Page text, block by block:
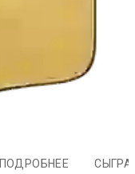
ПОДРОБНЕЕ